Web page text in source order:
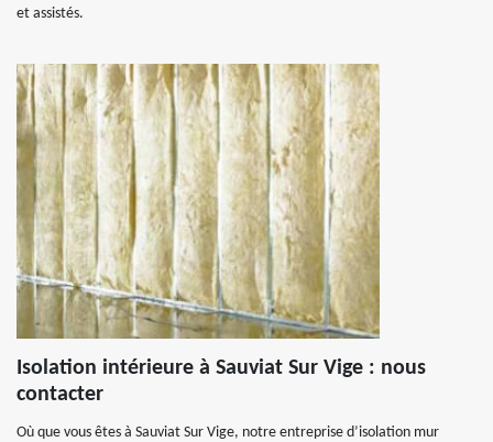
et assistés.
Isolation intérieure à Sauviat Sur Vige : nous
contacter
Où que vous êtes à Sauviat Sur Vige, notre entreprise d’isolation mur